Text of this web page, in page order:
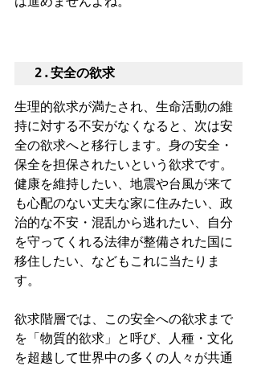
2.安全の欲求
生理的欲求が満たされ、生命活動の維
持に対する不安がなくなると、次は安
全の欲求へと移行します。身の安全・
保全を担保されたいという欲求です。
健康を維持したい、地震や台風が来て
も心配のない丈夫な家に住みたい、政
治的な不安・混乱から逃れたい、自分
を守ってくれる法律が整備された国に
移住したい、などもこれに当たりま
す。
欲求階層では、この安全への欲求まで
を「物質的欲求」と呼び、人種・文化
を超越して世界中の多くの人々が共通